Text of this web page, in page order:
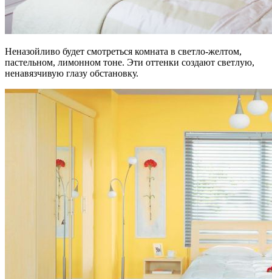
Неназойливо будет смотреться комната в светло-желтом,
пастельном, лимонном тоне. Эти оттенки создают светлую,
ненавязчивую глазу обстановку.